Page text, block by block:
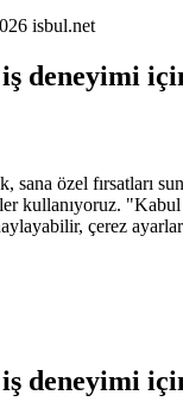
isbul.net
deneyimi
sana özel fırsatları
kullanıyoruz.
çerez
deneyimi